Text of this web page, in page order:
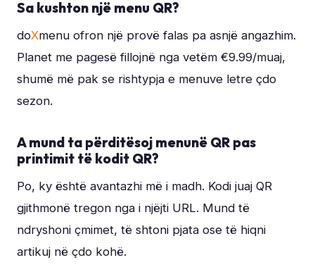
Sa kushton një menu QR?
doXmenu ofron një provë falas pa asnjë angazhim.
Planet me pagesë fillojnë nga vetëm €9.99/muaj,
shumë më pak se rishtypja e menuve letre çdo
sezon.
A mund ta përditësoj menunë QR pas
printimit të kodit QR?
Po, ky është avantazhi më i madh. Kodi juaj QR
gjithmonë tregon nga i njëjti URL. Mund të
ndryshoni çmimet, të shtoni pjata ose të hiqni
artikuj në çdo kohë.